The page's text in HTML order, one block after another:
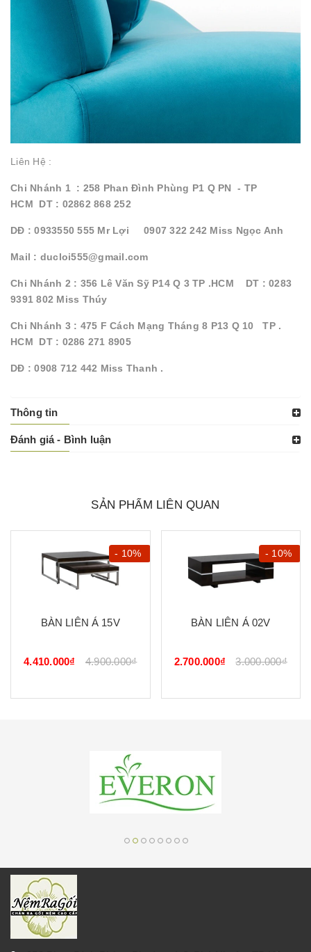
Liên Hệ :
Chi Nhánh 1 : 258 Phan Đình Phùng P1 Q PN - TP
HCM DT : 02862 868 252
DĐ : 0933550 555 Mr Lợi 0907 322 242 Miss Ngọc Anh
Mail : ducloi555@gmail.com
Chi Nhánh 2 : 356 Lê Văn Sỹ P14 Q 3 TP .HCM DT : 0283
9391 802 Miss Thúy
Chi Nhánh 3 : 475 F Cách Mạng Tháng 8 P13 Q 10 TP .
HCM DT : 0286 271 8905
DĐ : 0908 712 442 Miss Thanh .
Thông tin
Đánh giá - Bình luận
SẢN PHẨM LIÊN QUAN
- 10%
BÀN LIÊN Á 15V
4.410.000₫ 4.900.000₫
- 10%
BÀN LIÊN Á 02V
2.700.000₫ 3.000.000₫